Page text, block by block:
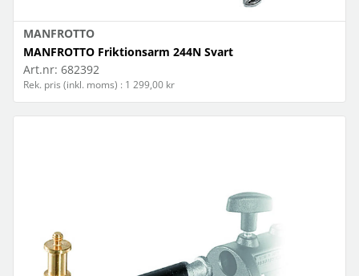
MANFROTTO
MANFROTTO Friktionsarm 244N Svart
Art.nr: 682392
Rek. pris (inkl. moms) : 1 299,00 kr